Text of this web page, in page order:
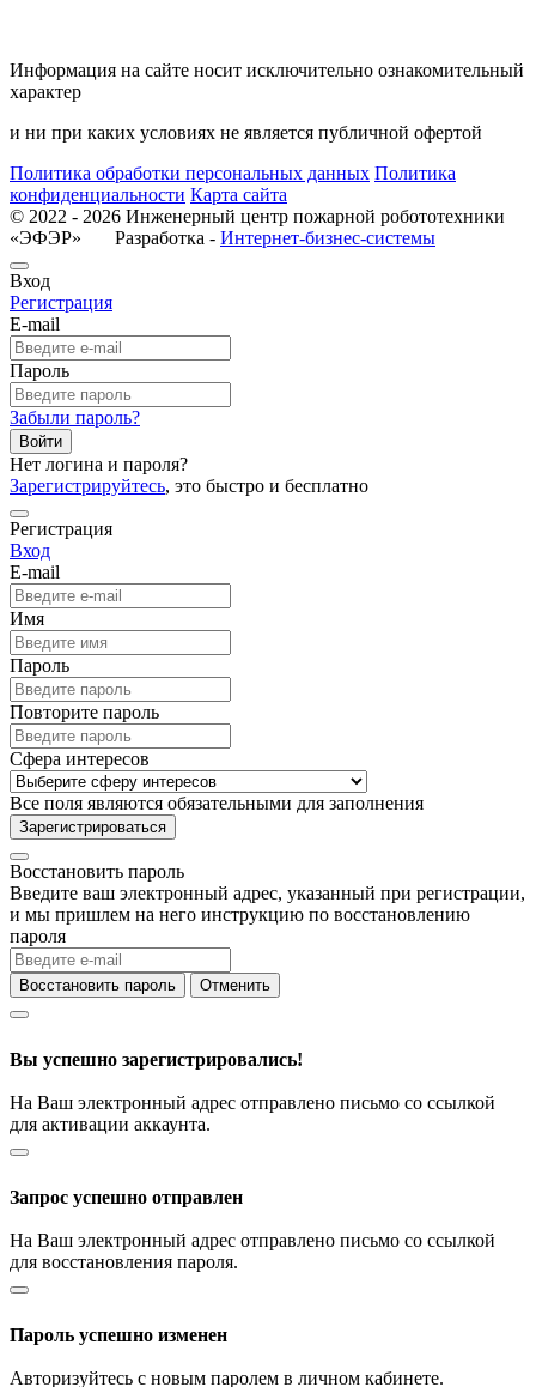
Информация на сайте носит исключительно ознакомительный
характер
и ни при каких условиях не является публичной офертой
Политика обработки персональных данных Политика
конфиденциальности Карта сайта
© 2022 - 2026 Инженерный центр пожарной робототехники
«ЭФЭР» Разработка - Интернет-бизнес-системы
Вход
Регистрация
E-mail
Пароль
Забыли пароль?
Войти
Нет логина и пароля?
Зарегистрируйтесь, это быстро и бесплатно
Регистрация
Вход
E-mail
Имя
Пароль
Повторите пароль
Сфера интересов
Все поля являются обязательными для заполнения
Зарегистрироваться
Восстановить пароль
Введите ваш электронный адрес, указанный при регистрации,
и мы пришлем на него инструкцию по восстановлению
пароля
Восстановить пароль Отменить
Вы успешно зарегистрировались!
На Ваш электронный адрес отправлено письмо со ссылкой
для активации аккаунта.
Запрос успешно отправлен
На Ваш электронный адрес отправлено письмо со ссылкой
для восстановления пароля.
Пароль успешно изменен
Авторизуйтесь с новым паролем в личном кабинете.